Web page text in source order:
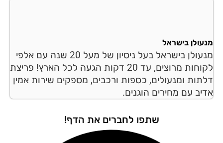
בישראל
מנעולן בישראל בעל ניסיון של מעל 20 שנה עם אלפי
לקוחות מרוצים, עד 20 דקות הגעה לכל הארץ! פריצת
ומנעולים, כספות ורכבים, מספקים שירות אמין
עם מחירים הוגנים.
שתפו לחברים את הדף!